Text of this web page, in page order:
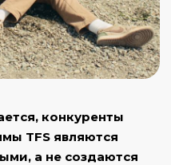
конкуренты
TFS являются
а не создаются